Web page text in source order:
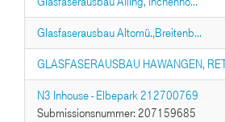
Glasfaserausbau Altomü.,Breitenb...
GLASFASERAUSBAU HAWANGEN,
N3 Inhouse - Elbepark 212700769
Submissionsnummer: 207159685